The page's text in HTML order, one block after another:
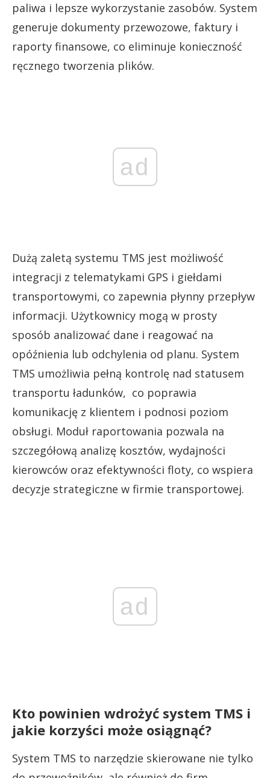
paliwa i lepsze wykorzystanie zasobów. System
generuje dokumenty przewozowe, faktury i
raporty finansowe, co eliminuje konieczność
ręcznego tworzenia plików.
ad
Dużą zaletą systemu TMS jest możliwość
integracji z telematykami GPS i giełdami
transportowymi, co zapewnia płynny przepływ
informacji. Użytkownicy mogą w prosty
sposób analizować dane i reagować na
opóźnienia lub odchylenia od planu. System
TMS umożliwia pełną kontrolę nad statusem
transportu ładunków, co poprawia
komunikację z klientem i podnosi poziom
obsługi. Moduł raportowania pozwala na
szczegółową analizę kosztów, wydajności
kierowców oraz efektywności floty, co wspiera
decyzje strategiczne w firmie transportowej.
ad
Kto powinien wdrożyć system TMS i
jakie korzyści może osiągnąć?
System TMS to narzędzie skierowane nie tylko